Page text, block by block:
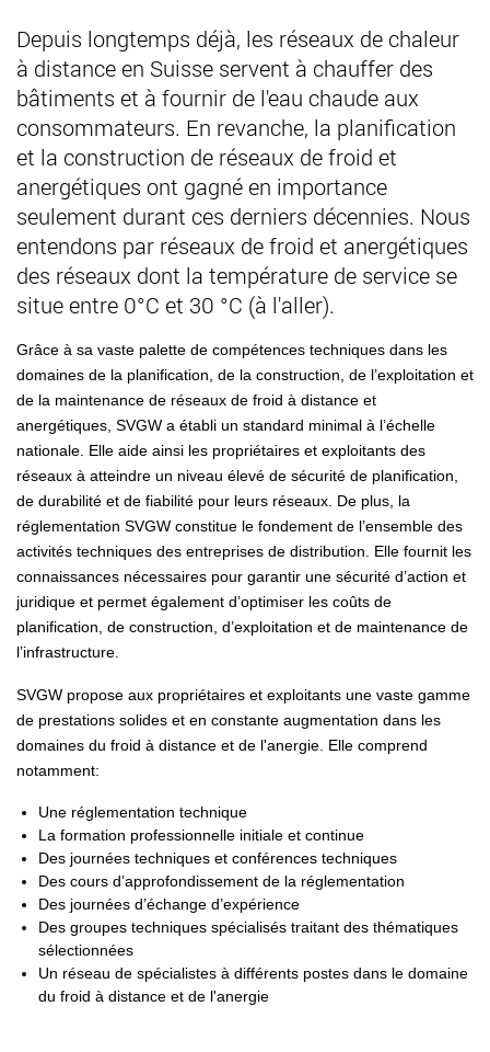
Depuis longtemps déjà, les réseaux de chaleur
à distance en Suisse servent à chauffer des
bâtiments et à fournir de l'eau chaude aux
consommateurs. En revanche, la planification
et la construction de réseaux de froid et
anergétiques ont gagné en importance
seulement durant ces derniers décennies. Nous
entendons par réseaux de froid et anergétiques
des réseaux dont la température de service se
situe entre 0°C et 30 °C (à l'aller).
Grâce à sa vaste palette de compétences techniques dans les
domaines de la planification, de la construction, de l’exploitation et
de la maintenance de réseaux de froid à distance et
anergétiques, SVGW a établi un standard minimal à l’échelle
nationale. Elle aide ainsi les propriétaires et exploitants des
réseaux à atteindre un niveau élevé de sécurité de planification,
de durabilité et de fiabilité pour leurs réseaux. De plus, la
réglementation SVGW constitue le fondement de l’ensemble des
activités techniques des entreprises de distribution. Elle fournit les
connaissances nécessaires pour garantir une sécurité d’action et
juridique et permet également d’optimiser les coûts de
planification, de construction, d’exploitation et de maintenance de
l’infrastructure.
SVGW propose aux propriétaires et exploitants une vaste gamme
de prestations solides et en constante augmentation dans les
domaines du froid à distance et de l'anergie. Elle comprend
notamment:
Une réglementation technique
La formation professionnelle initiale et continue
Des journées techniques et conférences techniques
Des cours d’approfondissement de la réglementation
Des journées d’échange d’expérience
Des groupes techniques spécialisés traitant des thématiques
sélectionnées
Un réseau de spécialistes à différents postes dans le domaine
du froid à distance et de l'anergie